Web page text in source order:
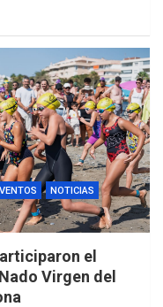
NOTICIAS
el
Virgen del